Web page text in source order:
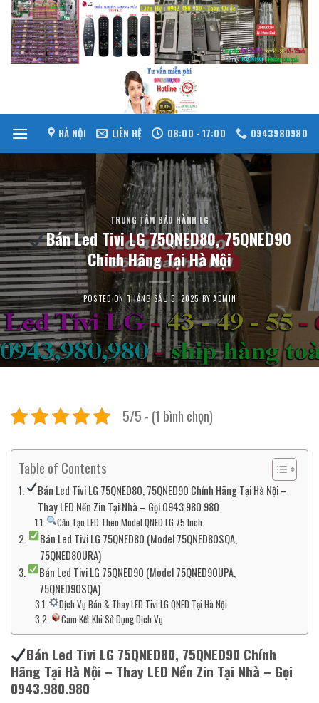
Skip
content
HÀ NỘI LIÊN HỆ 08:00 - 17:00 0943980980
TRUNG TÂM BẢO HÀNH LG
Bán Led Tivi LG 75QNED80, 75QNED90
Chính Hãng Tại Hà Nội
POSTED ONTHÁNG SÁU 5, 2025BYADMIN
5/5 - (1 bình chọn)
Table of Contents
Bán Led Tivi LG 75QNED80, 75QNED90 Chính Hãng Tại Hà Nội –
Thay LED Nền Zin Tại Nhà – Gọi 0943.980.980
Cấu Tạo LED Theo Model QNED LG 75 Inch
Bán Led Tivi LG 75QNED80 (Model 75QNED80SQA,
75QNED80URA)
Bán Led Tivi LG 75QNED90 (Model 75QNED90UPA,
75QNED90SQA)
Dịch Vụ Bán & Thay LED Tivi LG QNED Tại Hà Nội
Cam Kết Khi Sử Dụng Dịch Vụ
Bán Led Tivi LG 75QNED80, 75QNED90 Chính
Hãng Tại Hà Nội – Thay LED Nền Zin Tại Nhà – Gọi
0943.980.980